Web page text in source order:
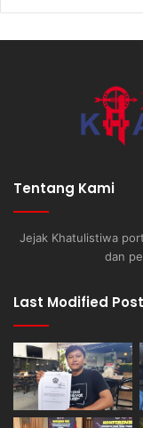
Tentang Kami
Jejak Khatulistiwa
dan
Last Modified